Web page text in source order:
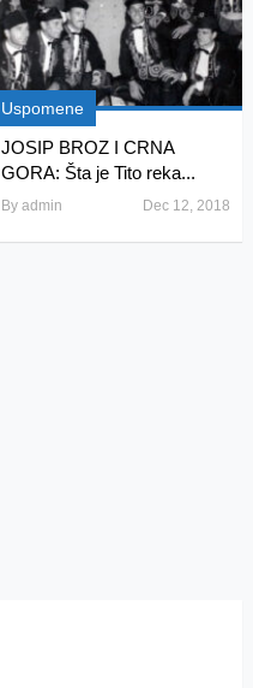
Uspomene
JOSIP BROZ I CRNA
GORA: Šta je Tito reka...
Byadmin Dec 12, 2018